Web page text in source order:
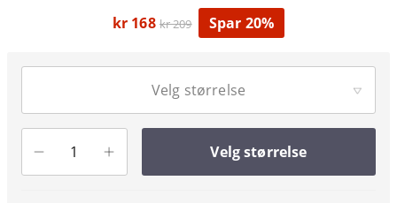
kr 168 kr 209 Spar 20%
Velg størrelse
Velg størrelse